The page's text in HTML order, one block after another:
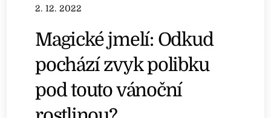
2. 12. 2022
Magické jmelí: Odkud
pochází zvyk polibku
pod touto vánoční